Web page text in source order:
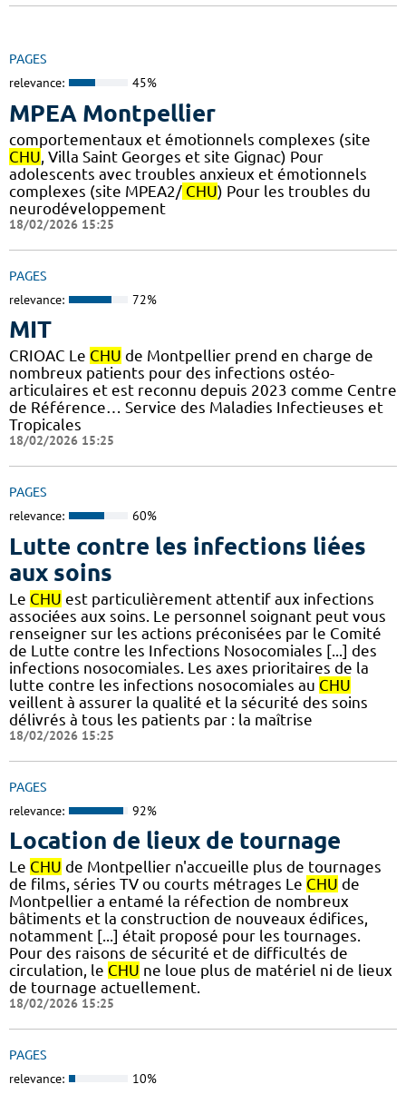
PAGES
relevance: 45%
MPEA Montpellier
comportementaux et émotionnels complexes (site
CHU , Villa Saint Georges et site Gignac) Pour
adolescents avec troubles anxieux et émotionnels
complexes (site MPEA2/ CHU) Pour les troubles du
neurodéveloppement
18/02/2026 15:25
PAGES
relevance: 72%
MIT
CRIOAC Le CHU de Montpellier prend en charge de
nombreux patients pour des infections ostéo-
articulaires et est reconnu depuis 2023 comme Centre
de Référence… Service des Maladies Infectieuses et
Tropicales
18/02/2026 15:25
PAGES
relevance: 60%
Lutte contre les infections liées
aux soins
Le CHU est particulièrement attentif aux infections
associées aux soins. Le personnel soignant peut vous
renseigner sur les actions préconisées par le Comité
de Lutte contre les Infections Nosocomiales [...] des
infections nosocomiales. Les axes prioritaires de la
lutte contre les infections nosocomiales au CHU
veillent à assurer la qualité et la sécurité des soins
délivrés à tous les patients par : la maîtrise
18/02/2026 15:25
PAGES
relevance: 92%
Location de lieux de tournage
Le CHU de Montpellier n'accueille plus de tournages
de films, séries TV ou courts métrages Le CHU de
Montpellier a entamé la réfection de nombreux
bâtiments et la construction de nouveaux édifices,
notamment [...] était proposé pour les tournages.
Pour des raisons de sécurité et de difficultés de
circulation, le CHU ne loue plus de matériel ni de lieux
de tournage actuellement.
18/02/2026 15:25
PAGES
relevance: 10%